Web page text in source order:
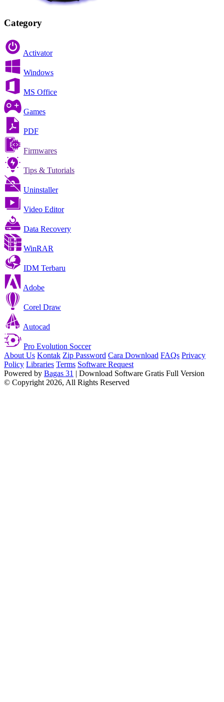
Category
Activator
Windows
MS Office
Games
PDF
Firmwares
Tips & Tutorials
Uninstaller
Video Editor
Data Recovery
WinRAR
IDM Terbaru
Adobe
Corel Draw
Autocad
Pro Evolution Soccer
About Us Kontak Zip Password Cara Download FAQs Privacy
Policy Libraries Terms Software Request
Powered by Bagas 31 | Download Software Gratis Full Version
© Copyright 2026, All Rights Reserved